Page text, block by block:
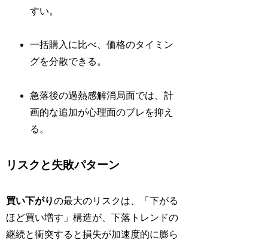
すい。
一括購入に比べ、価格のタイミン
グを分散できる。
急落後の過熱感解消局面では、計
画的な追加が心理面のブレを抑え
る。
リスクと失敗パターン
買い下がりの最大のリスクは、「下がる
ほど買い増す」構造が、下落トレンドの
継続と衝突すると損失が加速度的に膨ら